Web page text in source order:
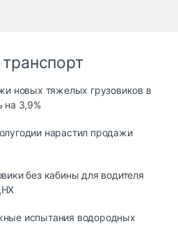
новых тяжелых грузовиков в
на 3,9%
нарастил продажи
без кабины для водителя
испытания водородных